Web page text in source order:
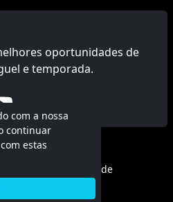
oportunidades de
e temporada.
MGF Imóveis.
Política de privacidade
com a nossa
continuar
estas